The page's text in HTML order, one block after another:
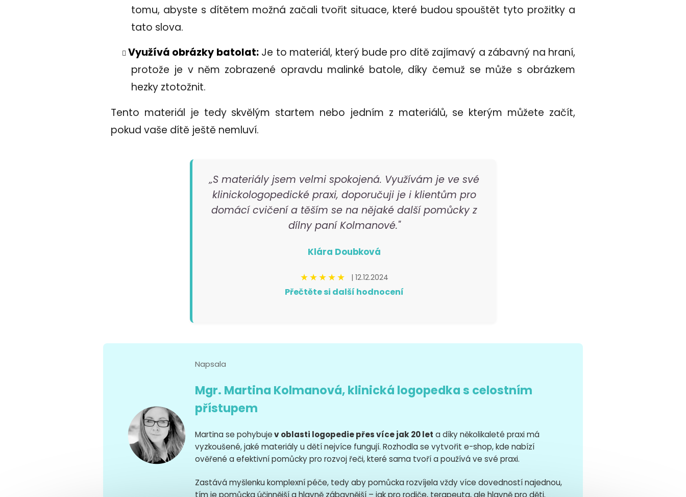
tomu, abyste s dítětem možná začali tvořit situace, které budou spouštět tyto prožitky a
tato slova.
Využívá obrázky batolat:Je to materiál, který bude pro dítě zajímavý a zábavný na hraní,
protože je v něm zobrazené opravdu malinké batole, díky čemuž se může s obrázkem
hezky ztotožnit.
Tento materiál je tedy skvělým startem nebo jedním z materiálů, se kterým můžete začít,
pokud vaše dítě ještě nemluví.
„S materiály jsem velmi spokojená. Využívám je ve své
klinickologopedické praxi, doporučuji je i klientům pro
domácí cvičení a těším se na nějaké další pomůcky z
dílny paní Kolmanové."
Klára Doubková
★★★★★ | 12.12.2024
Přečtěte si další hodnocení
Napsala
Mgr. Martina Kolmanová, klinická logopedka s celostním
přístupem
Martina se pohybujev oblasti logopedie přes více jak 20 let a díky několikaleté praxi má
vyzkoušené, jaké materiály u dětí nejvíce fungují. Rozhodla se vytvořit e-shop, kde nabízí
ověřené a efektivní pomůcky pro rozvoj řeči, které sama tvoří a používá ve své praxi.
Zastává myšlenku komplexní péče, tedy aby pomůcka rozvíjela vždy více dovedností najednou,
tím je pomůcka účinnější a hlavně zábavnější – jak pro rodiče, terapeuta, ale hlavně pro děti.